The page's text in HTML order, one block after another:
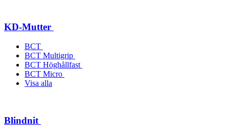
KD-Mutter
BCT
BCT Multigrip
BCT Höghållfast
BCT Micro
Visa alla
Blindnit